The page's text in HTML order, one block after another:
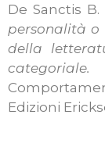
De Sanctis B.
personalità o
della
categoriale.
Edizioni